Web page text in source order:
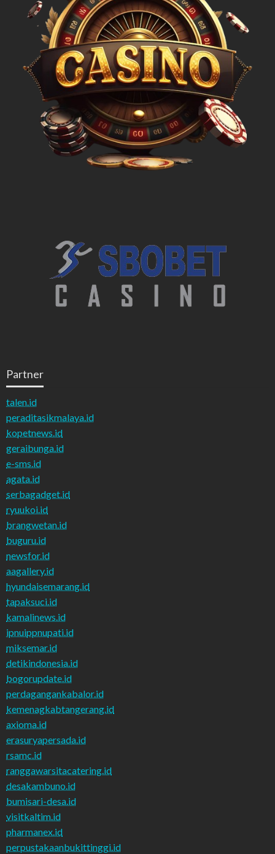
Partner
talen.id
peraditasikmalaya.id
kopetnews.id
geraibunga.id
e-sms.id
agata.id
serbagadget.id
ryuukoi.id
brangwetan.id
buguru.id
newsfor.id
aagallery.id
hyundaisemarang.id
tapaksuci.id
kamalinews.id
ipnuippnupati.id
miksemar.id
detikindonesia.id
bogorupdate.id
perdagangankabalor.id
kemenagkabtangerang.id
axioma.id
erasuryapersada.id
rsamc.id
ranggawarsitacatering.id
desakambuno.id
bumisari-desa.id
visitkaltim.id
pharmanex.id
perpustakaanbukittinggi.id